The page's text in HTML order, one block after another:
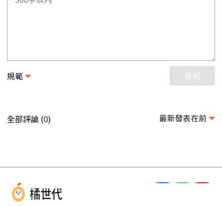
規範 發布
全部評論 (0) 最新發表在前